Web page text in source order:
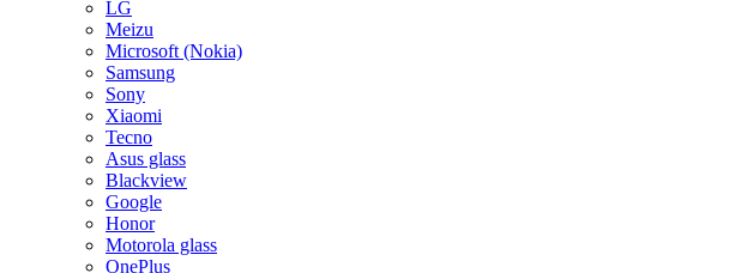
LG
Meizu
Microsoft (Nokia)
Samsung
Sony
Xiaomi
Tecno
Asus glass
Blackview
Google
Honor
Motorola glass
OnePlus